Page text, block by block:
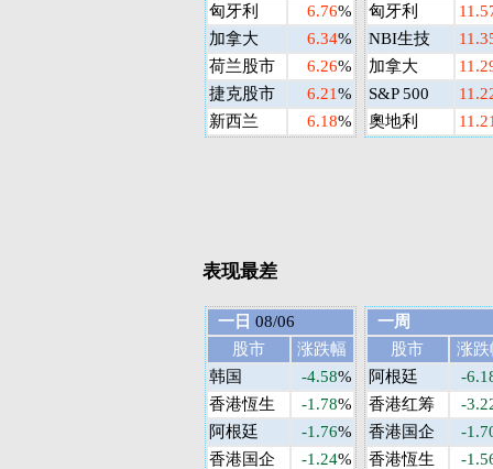
匈牙利
6.76%
加拿大
6.34%
荷兰股市
6.26%
捷克股市
6.21%
新西兰
6.18%
匈牙利
NBI生技
加拿大
S&P 500
奧地利
表现最差
一日 08/06
股市
涨跌幅
韩国
-4.58%
香港恆生
-1.78%
阿根廷
-1.76%
香港国企
-1.24%
一周
股市
涨跌
阿根廷
-
香港红筹
-
香港国企
-
香港恆生
-